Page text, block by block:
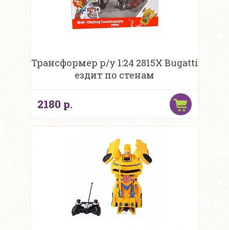
Трансформер р/у 1:24 2815X Bugatti
ездит по стенам
2180 р.